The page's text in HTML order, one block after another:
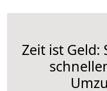
Zeit ist Geld: